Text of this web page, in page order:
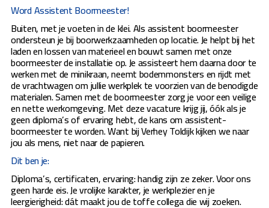
Word Assistent Boormeester!
Buiten, met je voeten in de klei. Als assistent boormeester
ondersteun je bij boorwerkzaamheden op locatie. Je helpt bij het
laden en lossen van materieel en bouwt samen met onze
boormeester de installatie op. Je assisteert hem daarna door te
werken met de minikraan, neemt bodemmonsters en rijdt met
de vrachtwagen om jullie werkplek te voorzien van de benodigde
materialen. Samen met de boormeester zorg je voor een veilige
en nette werkomgeving. Met deze vacature krijg jij, óók als je
geen diploma’s of ervaring hebt, de kans om assistent-
boormeester te worden. Want bij Verhey Toldijk kijken we naar
jou als mens, niet naar de papieren.
Dit ben je:
Diploma’s, certificaten, ervaring: handig zijn ze zeker. Voor ons
geen harde eis. Je vrolijke karakter, je werkplezier en je
leergierigheid: dát maakt jou de toffe collega die wij zoeken.